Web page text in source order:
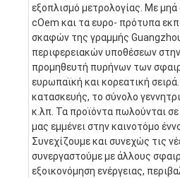
εξοπλισμό μετρολογίας. Με
cOem και τα ευρο- πρότυπα
σκαφών της γραμμής
περιφερειακών υποθέσεων
προμηθευτή πυρήνων των
ευρωπαϊκή και κορεατική
κατασκευής, το σύνολο
κ.λπ. Τα προϊόντα πωλούνται
μας εμμένει στην καινοτόμο
Συνεχίζουμε και συνεχώς τις
συνεργαστούμε με άλλους
εξοικονόμηση ενέργειας,